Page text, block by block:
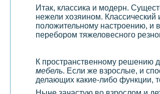
Итак, классика и модерн.
нежели хозяином.
положительному настроению, и
перебором тяжеловесного
К пространственному решению
мебель. Если же взрослые, и
делающих какие-либо функции,